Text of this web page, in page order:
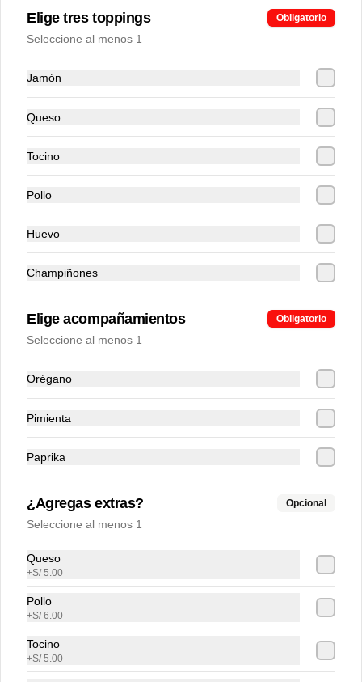
Jugo de frutos rojos
Refrescante jugo de fresa y arandano de
S/ 12.00
Jugo de plátano con leche
Conócenos
Contacto
Términos y condiciones
Política de privacidad
Redes sociales
Instagram
Facebook
Elige tres toppings Obligatorio
Seleccione al menos 1
Jamón
Queso
Tocino
Pollo
Huevo
Champiñones
Elige acompañamientos Obligatorio
Seleccione al menos 1
Orégano
Pimienta
Paprika
¿Agregas extras? Opcional
Seleccione al menos 1
Queso
+S/ 5.00
Pollo
+S/ 6.00
Tocino
+S/ 5.00